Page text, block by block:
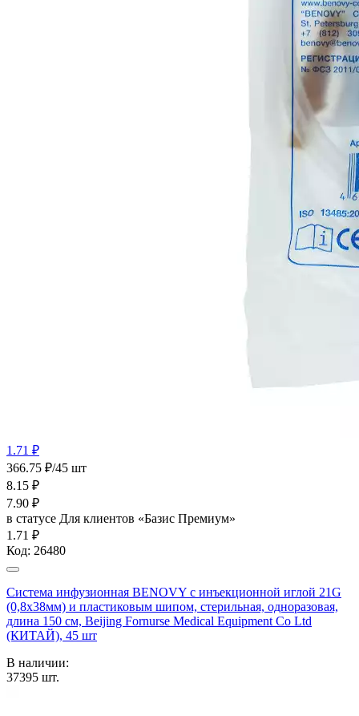
1.71 ₽
366.75 ₽/45 шт
8.15 ₽
7.90 ₽
в статусе Для клиентов «Базис Премиум»
1.71 ₽
Код: 26480
Система инфузионная BENOVY с инъекционной иглой 21G
(0,8х38мм) и пластиковым шипом, стерильная, одноразовая,
длина 150 см, Beijing Fornurse Medical Equipment Co Ltd
(КИТАЙ), 45 шт
В наличии:
37395 шт.